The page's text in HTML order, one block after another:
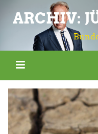
ARCHIV: